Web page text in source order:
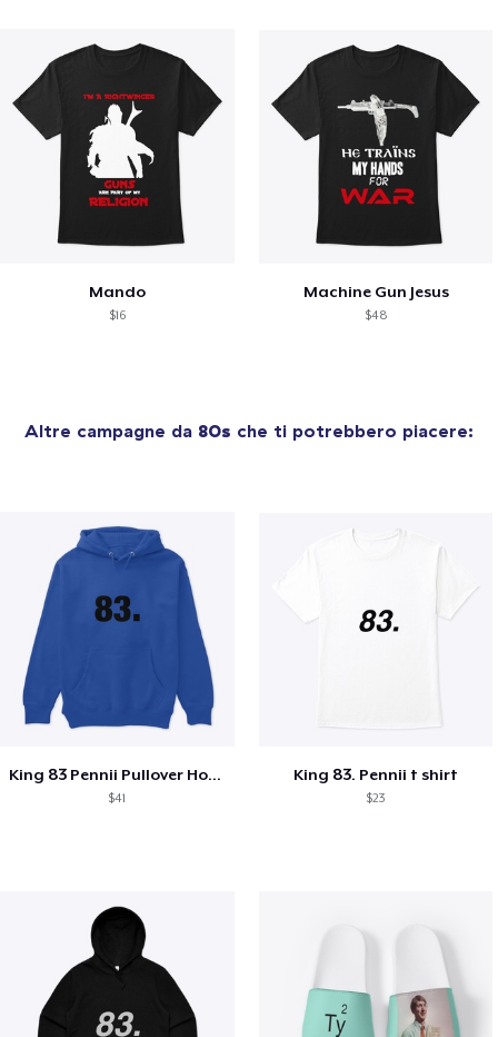
Mando
$16
Machine Gun Jesus
$48
Altre campagne da 80s che ti potrebbero piacere:
King 83 Pennii Pullover Hoodie
$41
King 83. Pennii t shirt
$23